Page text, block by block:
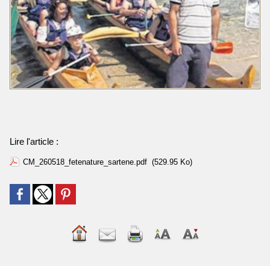
Lire l'article :
CM_260518_fetenature_sartene.pdf (529.95 Ko)